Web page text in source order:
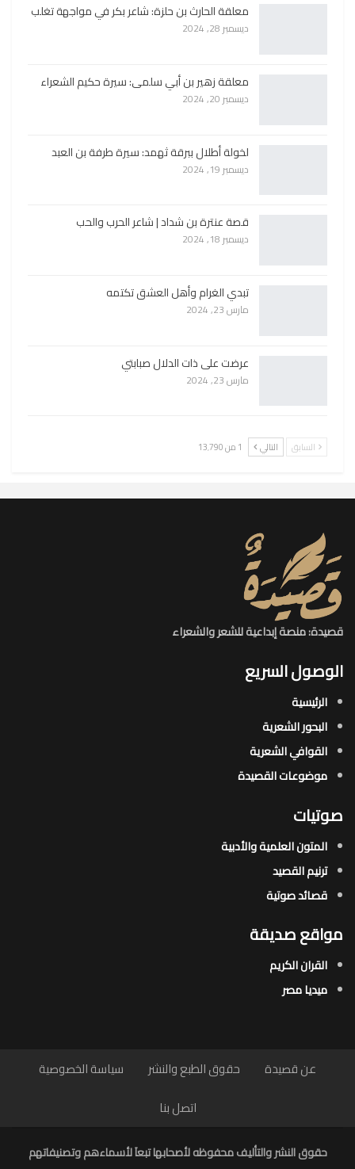
معلقة الحارث بن حلزة: شاعر بكر في مواجهة تغلب
ديسمبر 28, 2024
معلقة زهير بن أبي سلمى: سيرة حكيم الشعراء
ديسمبر 20, 2024
لخولة أطلال ببرقة ثهمد: سيرة طرفة بن العبد
ديسمبر 19, 2024
قصة عنترة بن شداد | شاعر الحرب والحب
ديسمبر 18, 2024
تبدي الغرام وأهل العشق تكتمه
مارس 23, 2024
عرضت على ذات الدلال صبابتي
مارس 23, 2024
السابق التالي 1 من 13٬790
قصيدة: منصة إبداعية للشعر والشعراء
الوصول السريع
الرئيسية
البحور الشعرية​
القوافي الشعرية​
موضوعات القصيدة​
صوتيات
المتون العلمية والأدبية
ترنيم القصيد
قصائد صوتية
مواقع صديقة
القران الكريم
ميديا مصر
عن قصيدة حقوق الطبع والنشر
سياسة الخصوصية
اتصل بنا
حقوق النشر والتأليف محفوظه لأصحابها تبعاَ لأسماءهم وتصنيفاتهم